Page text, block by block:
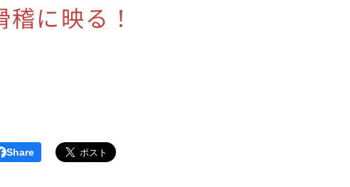
稽に映る！
Share